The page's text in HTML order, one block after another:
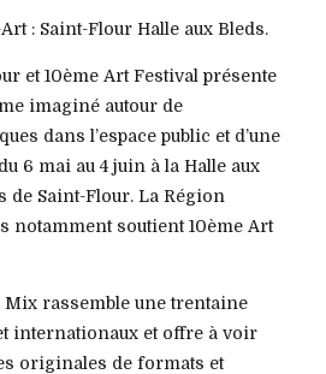
Art : Saint-Flour Halle aux Bleds.
et 10ème Art Festival présente
imaginé autour de
dans l’espace public et d’une
6 mai au 4 juin à la Halle aux
de Saint-Flour. La Région
notamment soutient 10ème Art
Mix rassemble une trentaine
internationaux et offre à voir
originales de formats et